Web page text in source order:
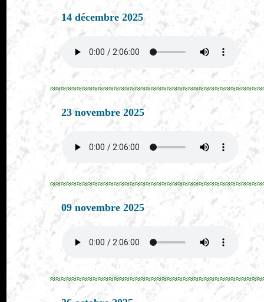
14 décembre 2025
23 novembre 2025
09 novembre 2025